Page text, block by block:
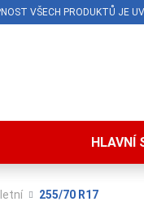
VŠECH PRODUKTŮ JE
HLAVNÍ
letní 255/70 R17